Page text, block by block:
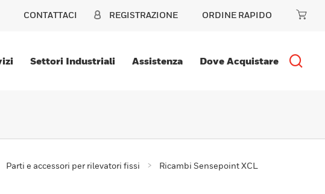
CONTATTACI REGISTRAZIONE ORDINE RAPIDO
Settori Industriali Assistenza Dove Acquistare
Parti e accessori per rilevatori fissi Ricambi Sensepoint XCL